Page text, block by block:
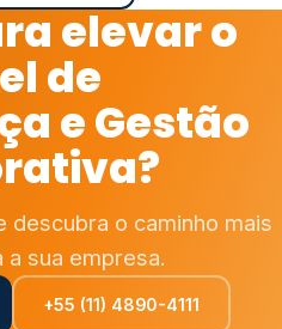
elevar o
de
e Gestão
descubra o caminho mais
sua empresa.
+55 (11) 4890-4111